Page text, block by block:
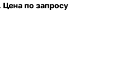
по запросу